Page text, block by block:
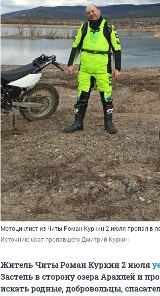
Мотоциклист из Читы Роман Куркин 2 июля пропал в
Источник: брат пропавшего Дмитрий Куркин
Житель Читы Роман Куркин 2 июля
Застепь в сторону озера Арахлей и
искать родные, добровольцы,